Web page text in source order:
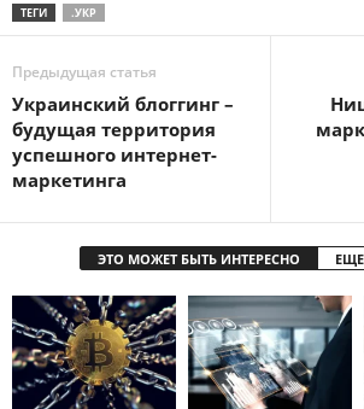
ТЕГИ .УКР
Предыдущая статья
Украинский блоггинг –
будущая территория
успешного интернет-
маркетинга
ЭТО МОЖЕТ БЫТЬ ИНТЕРЕСНО